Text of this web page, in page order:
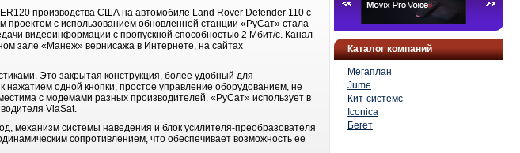
Каталог компаний
Мегаплан
Jume
Кит-системс
Iconica
Бегет
производства США на автомобиле Land Rover Defender 110 с
с использованием обновленной станции «РуСат» стала
видеоинформации с пропускной способностью 2 Мбит/с. Канал
зале «Манеж» вернисажа в Интернете, на сайтах
Это закрытая конструкция, более удобный для
нажатием одной кнопки, простое управление оборудованием, не
с модемами разных производителей. «РуСат» использует в
ViaSat.
механизм системы наведения и блок усилителя-преобразователя
сопротивлением, что обеспечивает возможность ее